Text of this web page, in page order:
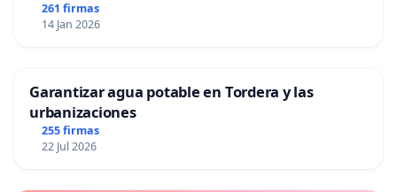
261 firmas
14 Jan 2026
Garantizar agua potable en Tordera y las
urbanizaciones
255 firmas
22 Jul 2026